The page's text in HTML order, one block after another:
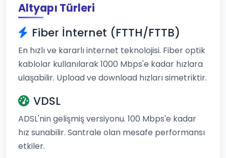
Altyapı Türleri
Fiber İnternet (FTTH/FTTB)
En hızlı ve kararlı internet teknolojisi. Fiber optik
kablolar kullanılarak 1000 Mbps'e kadar hızlara
ulaşabilir. Upload ve download hızları simetriktir.
VDSL
ADSL'nin gelişmiş versiyonu. 100 Mbps'e kadar
hız sunabilir. Santrale olan mesafe performansı
etkiler.